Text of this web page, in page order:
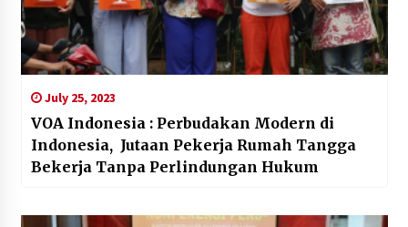
July 25, 2023
VOA Indonesia : Perbudakan Modern di
Indonesia, Jutaan Pekerja Rumah Tangga
Bekerja Tanpa Perlindungan Hukum